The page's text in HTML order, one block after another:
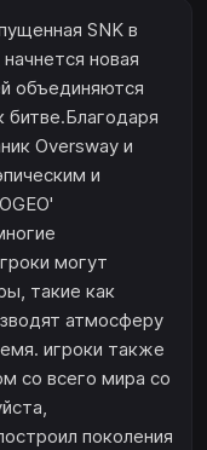
SNK в
новая
объединяются
битве.Благодаря
Oversway и
и
могут
такие как
атмосферу
игроки также
со всего мира со
поколения